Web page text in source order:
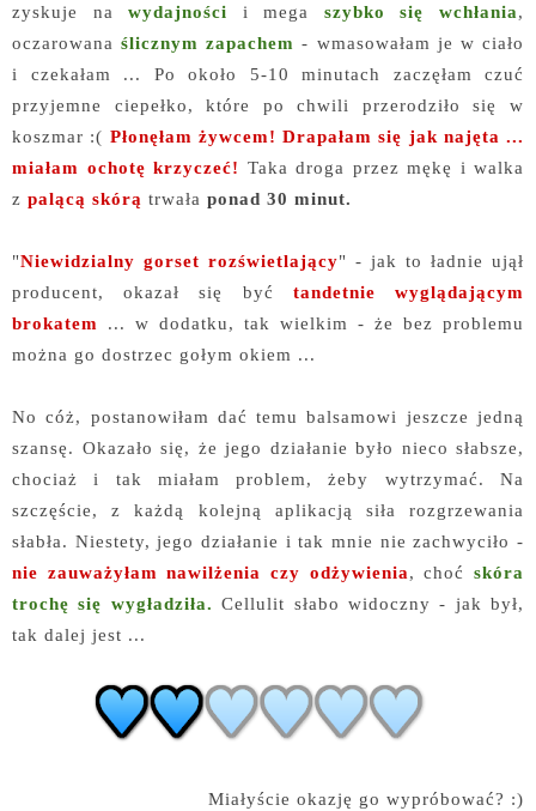
zyskuje nawydajności i mega szybko się wchłania,
oczarowana ślicznym zapachem - wmasowałam je w ciało
i czekałam ... Po około 5-10 minutach zaczęłam czuć
przyjemne ciepełko, które po chwili przerodziło się w
koszmar :( Płonęłam żywcem! Drapałam się jak najęta ...
miałam ochotę krzyczeć! Taka droga przez mękę i walka
z palącą skórą trwała ponad 30 minut.
"Niewidzialny gorset rozświetlający" - jak to ładnie ujął
producent, okazał się być tandetnie wyglądającym
brokatem
... w dodatku, tak wielkim - że bez problemu
można go dostrzec gołym okiem ...
No cóż, postanowiłam dać temu balsamowi jeszcze jedną
szansę. Okazało się, że jego działanie było nieco słabsze,
chociaż i tak miałam problem, żeby wytrzymać. Na
szczęście, z każdą kolejną aplikacją siła rozgrzewania
słabła. Niestety, jego działanie i tak mnie nie zachwyciło -
nie zauważyłam nawilżenia czy odżywienia, choćskóra
trochę się wygładziła.Cellulit słabo widoczny - jak był,
tak dalej jest ...
Miałyście okazję go wypróbować? :)